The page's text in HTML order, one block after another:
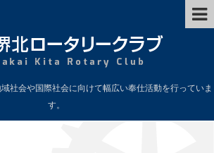
社会や国際社会に向けて幅広い奉仕活動を行っていま
す。